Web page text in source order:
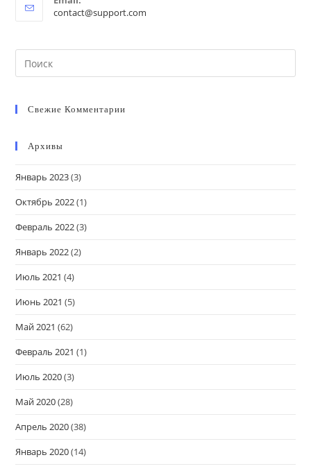
contact@support.com
application
Search
this
Свежие Комментарии
Архивы
Январь 2023(3)
Октябрь 2022(1)
Февраль 2022(3)
Январь 2022(2)
Июль 2021 (4)
Июнь 2021 (5)
Май 2021 (62)
Февраль 2021 (1)
Июль 2020(3)
Май 2020(28)
Апрель 2020(38)
Январь 2020(14)